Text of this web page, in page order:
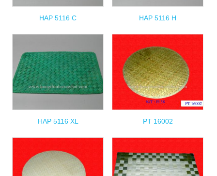
HAP 5116 C HAP 5116 H
HAP 5116 XL PT 16002